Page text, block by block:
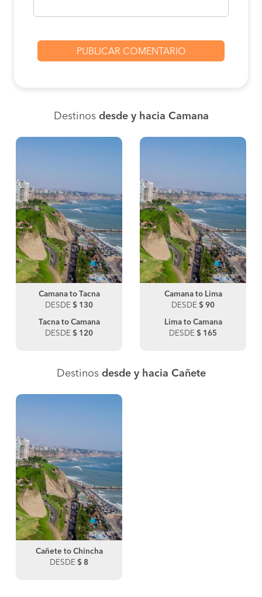
Destinos desde y hacia Camana
Camana to Tacna
DESDE $ 130
Tacna to Camana
DESDE $ 120
Camana to Lima
DESDE $ 90
Lima to Camana
DESDE $ 165
Destinos desde y hacia Cañete
Cañete to Chincha
DESDE $ 8